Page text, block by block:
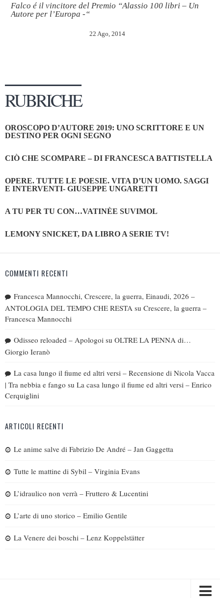
Falco é il vincitore del Premio “Alassio 100 libri – Un
Autore per l’Europa -“
22 Ago, 2014
RUBRICHE
OROSCOPO D’AUTORE 2019: UNO SCRITTORE E UN
DESTINO PER OGNI SEGNO
CIÒ CHE SCOMPARE – DI FRANCESCA BATTISTELLA
OPERE. TUTTE LE POESIE. VITA D’UN UOMO. SAGGI
E INTERVENTI- GIUSEPPE UNGARETTI
A TU PER TU CON…VATINÈE SUVIMOL
LEMONY SNICKET, DA LIBRO A SERIE TV!
COMMENTI RECENTI
Francesca Mannocchi, Crescere, la guerra, Einaudi, 2026 –
ANTOLOGIA DEL TEMPO CHE RESTA su Crescere, la guerra –
Francesca Mannocchi
Odisseo reloaded – Apologoi su OLTRE LA PENNA di…
Giorgio Ieranò
La casa lungo il fiume ed altri versi – Recensione di Nicola Vacca
| Tra nebbia e fango su La casa lungo il fiume ed altri versi – Enrico
Cerquiglini
ARTICOLI RECENTI
Le anime salve di Fabrizio De André – Jan Gaggetta
Tutte le mattine di Sybil – Virginia Evans
L’idraulico non verrà – Fruttero & Lucentini
L’arte di uno storico – Emilio Gentile
La Venere dei boschi – Lenz Koppelstätter